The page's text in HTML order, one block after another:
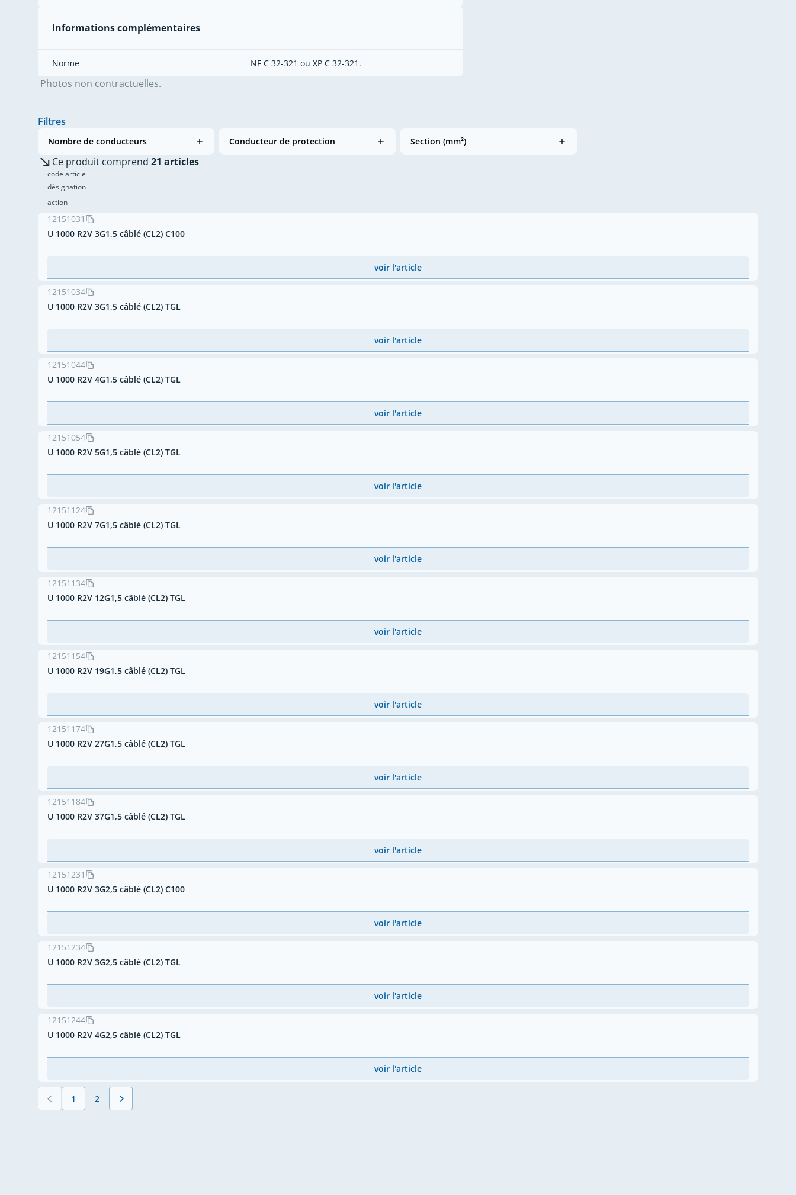
Informations complémentaires
Norme NF C 32-321 ou XP C 32-321.
Photos non contractuelles.
Filtres
Nombre de conducteurs Conducteur de protection Section (mm²)
Ce produit comprend 21 articles
code article
désignation
action
12151031
U 1000 R2V 3G1,5 câblé (CL2) C100
voir l'article
12151034
U 1000 R2V 3G1,5 câblé (CL2) TGL
voir l'article
12151044
U 1000 R2V 4G1,5 câblé (CL2) TGL
voir l'article
12151054
U 1000 R2V 5G1,5 câblé (CL2) TGL
voir l'article
12151124
U 1000 R2V 7G1,5 câblé (CL2) TGL
voir l'article
12151134
U 1000 R2V 12G1,5 câblé (CL2) TGL
voir l'article
12151154
U 1000 R2V 19G1,5 câblé (CL2) TGL
voir l'article
12151174
U 1000 R2V 27G1,5 câblé (CL2) TGL
voir l'article
12151184
U 1000 R2V 37G1,5 câblé (CL2) TGL
voir l'article
12151231
U 1000 R2V 3G2,5 câblé (CL2) C100
voir l'article
12151234
U 1000 R2V 3G2,5 câblé (CL2) TGL
voir l'article
12151244
U 1000 R2V 4G2,5 câblé (CL2) TGL
voir l'article
Vous lisez actuellement la page
1 Page
2